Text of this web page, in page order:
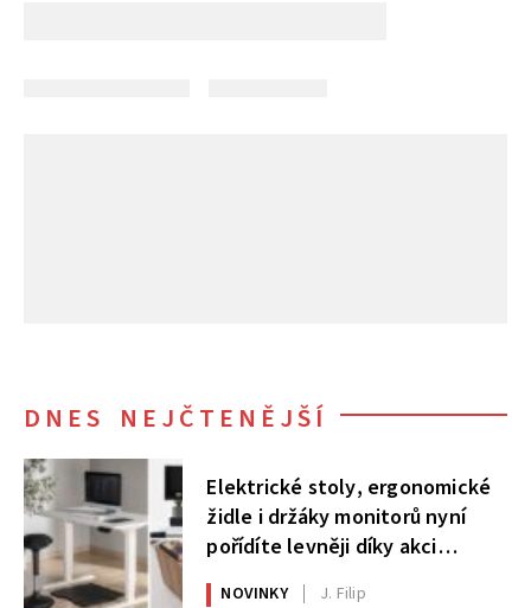
DNES NEJČTENĚJŠÍ
Elektrické stoly, ergonomické
židle i držáky monitorů nyní
pořídíte levněji díky akci
AlzaErgo
NOVINKY J. Filip